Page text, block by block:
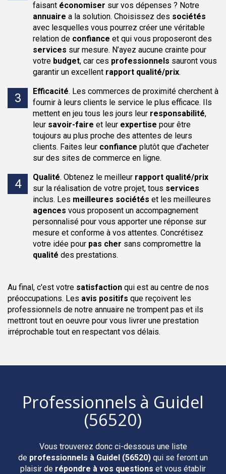
faisant économiser sur vos dépenses ? Notre
annuaire a la solution. Choisissez des sociétés
avec lesquelles vous pourrez créer une véritable
relation de confiance et qui vous proposeront des
services sur mesure. N’ayez aucune crainte pour
votre budget, car ces professionnels sauront vous
garantir un excellent rapport qualité/prix.
Efficacité. Les commerces de proximité cherchent à
fournir à leurs clients le service le plus efficace. Ils
mettent en jeu tous les jours leur responsabilité,
leur savoir-faire et leur expertise pour être
toujours au plus proche des attentes de leurs
clients. Faites leur confiance plutôt que d'acheter
sur des sites de commerce en ligne.
Qualité. Obtenez le meilleur rapport qualité/prix
sur la réalisation de votre projet, tous services
inclus. Les meilleures sociétés et les meilleures
agences vous proposent un accompagnement
personnalisé pour vous apporter une réponse sur
mesure et conforme à vos attentes. Concrétisez
votre idée pour pas cher sans compromettre la
qualité des prestations.
Au final, c'est votre satisfaction qui est au centre de nos
préoccupations. Les avis positifs que reçoivent les
professionnels de notre annuaire ne trompent pas et ils
mettront tout en oeuvre pour vous livrer une prestation
irréprochable tout en respectant vos délais.
Professionnels à Guidel
(56520)
Vous trouverez donc ci-dessous une liste
de professionnels à Guidel (56520) qui se feront un
plaisir de répondre à vos questions et vous établir